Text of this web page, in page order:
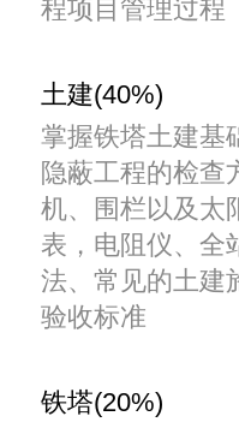
程项目管理过程
土建(40%)
掌握铁塔土建基
隐蔽工程的检查
机、围栏以及太
表，电阻仪、全
法、常见的土建
验收标准
铁塔(20%)